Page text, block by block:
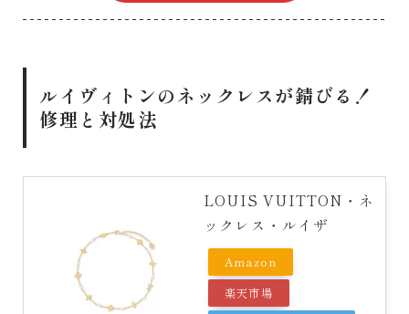
ルイヴィトンのネックレスが錆びる！
修理と対処法
LOUIS VUITTON・ネ
ックレス・ルイザ
Amazon
楽天市場